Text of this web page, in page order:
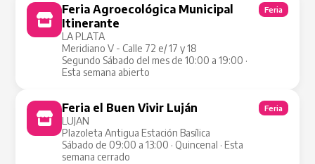
Feria Agroecológica Municipal
Itinerante
LA PLATA
Meridiano V - Calle 72 e/ 17 y 18
Segundo Sábado del mes de 10:00 a 19:00 ·
Esta semana abierto
Feria
Feria el Buen Vivir Luján
LUJAN
Plazoleta Antigua Estación Basílica
Sábado de 09:00 a 13:00 · Quincenal · Esta
semana cerrado
Feria